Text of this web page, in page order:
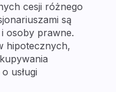
cesji różnego
są
osoby prawne.
hipotecznych,
usługi